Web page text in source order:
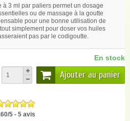
à 3 ml par paliers permet un dosage
ou de massage à la goutte
pour une bonne utilisation de
simplement pour doser vos huiles
pas par le codigoutte.
En stock
Ajouter au panier
/5 - 5 avis